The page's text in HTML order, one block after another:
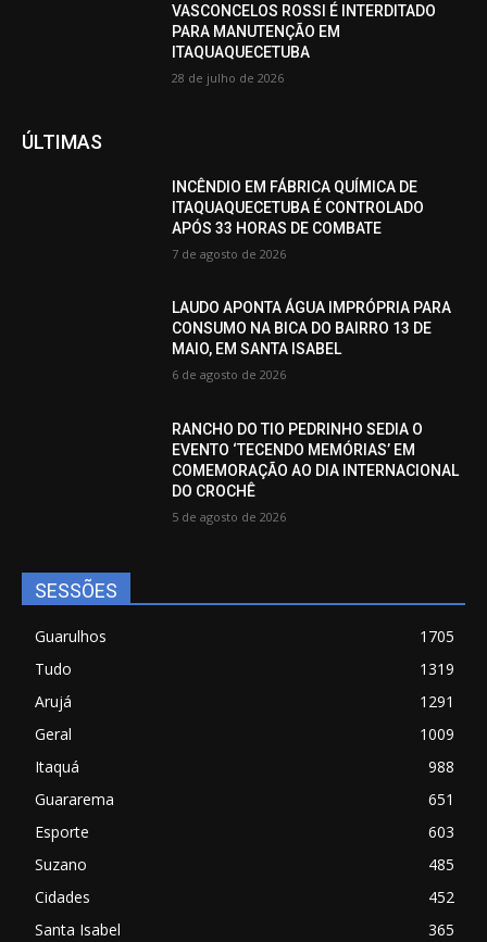
VASCONCELOS ROSSI É INTERDITADO
PARA MANUTENÇÃO EM
ITAQUAQUECETUBA
28 de julho de 2026
ÚLTIMAS
INCÊNDIO EM FÁBRICA QUÍMICA DE
ITAQUAQUECETUBA É CONTROLADO
APÓS 33 HORAS DE COMBATE
7 de agosto de 2026
LAUDO APONTA ÁGUA IMPRÓPRIA PARA
CONSUMO NA BICA DO BAIRRO 13 DE
MAIO, EM SANTA ISABEL
6 de agosto de 2026
RANCHO DO TIO PEDRINHO SEDIA O
EVENTO ‘TECENDO MEMÓRIAS’ EM
COMEMORAÇÃO AO DIA INTERNACIONAL
DO CROCHÊ
5 de agosto de 2026
SESSÕES
Guarulhos
1705
Tudo
1319
Arujá
1291
Geral
1009
Itaquá
988
Guararema
651
Esporte
603
Suzano
485
Cidades
452
Santa Isabel
365